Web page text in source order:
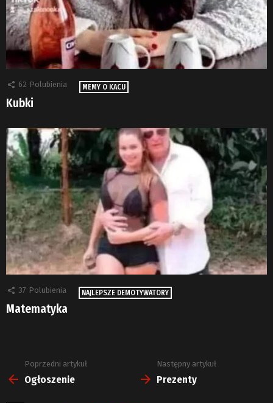
62 Polubienia MEMY O KACU
Kubki
37 Polubienia NAJLEPSZE DEMOTYWATORY
Matematyka
Zobacz
więcej
Poprzedni artykuł
Ogłoszenie
Następny artykuł
Prezenty